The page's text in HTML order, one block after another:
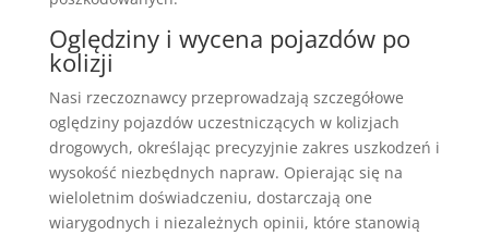
Oględziny i wycena pojazdów po
kolizji
Nasi rzeczoznawcy przeprowadzają szczegółowe
oględziny pojazdów uczestniczących w kolizjach
drogowych, określając precyzyjnie zakres uszkodzeń i
wysokość niezbędnych napraw. Opierając się na
wieloletnim doświadczeniu, dostarczają one
wiarygodnych i niezależnych opinii, które stanowią